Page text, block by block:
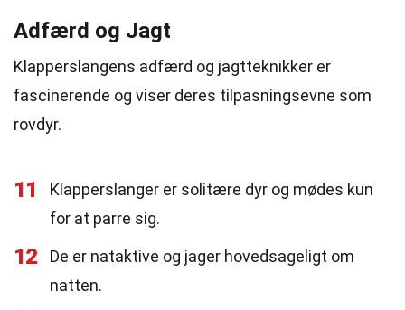
Adfærd og Jagt
Klapperslangens adfærd og jagtteknikker er
fascinerende og viser deres tilpasningsevne som
rovdyr.
11
Klapperslanger er solitære dyr og mødes kun
for at parre sig.
12
De er nataktive og jager hovedsageligt om
natten.